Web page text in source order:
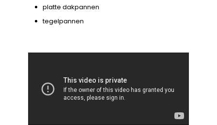
platte dakpannen
tegelpannen